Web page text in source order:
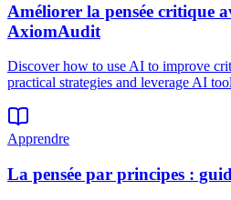
Améliorer la pensée critique
AxiomAudit
Discover how to use AI to improve
practical strategies and leverage AI
Apprendre
La pensée par principes :